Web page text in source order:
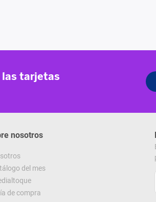
nosotros
del mes
de compra